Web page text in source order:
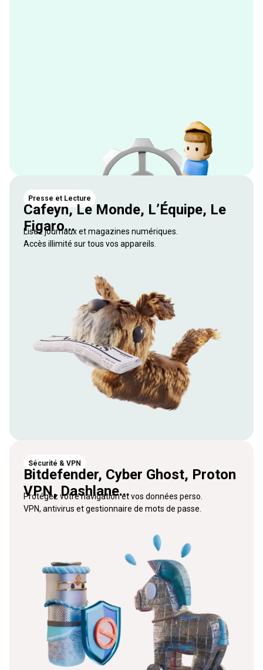
Presse et Lecture
Cafeyn, Le Monde, L’Équipe, Le
Figaro...
Lisez journaux et magazines numériques.
Accès illimité sur tous vos appareils.
Sécurité & VPN
Bitdefender, Cyber Ghost, Proton
VPN, Dashlane...
Protégez votre navigation et vos données perso.
VPN, antivirus et gestionnaire de mots de passe.